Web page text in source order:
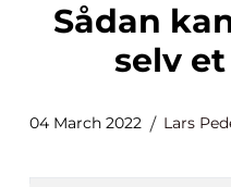
Sådan kan du give dig
selv
04 March 2022 Lars